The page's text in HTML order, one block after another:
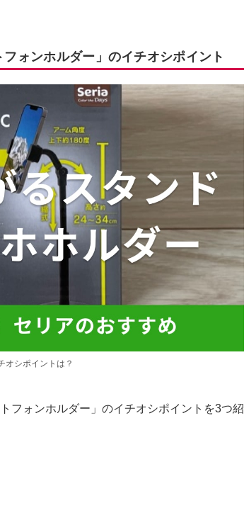
ォンホルダー」のイチオシポイント
オシポイントは？
フォンホルダー」のイチオシポイントを3つ紹